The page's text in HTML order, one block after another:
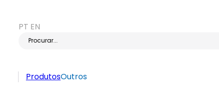
PT EN
Procurar...
ProdutosOutros